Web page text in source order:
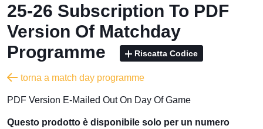
25-26 Subscription To PDF
Version Of Matchday
Programme
Riscatta Codice
torna a match day programme
PDF Version E-Mailed Out On Day Of Game
Questo prodotto è disponibile solo per un numero